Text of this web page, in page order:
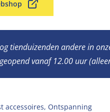
tienduizenden andere in
vanaf 12.00 uur
accessoires, Ontspanning